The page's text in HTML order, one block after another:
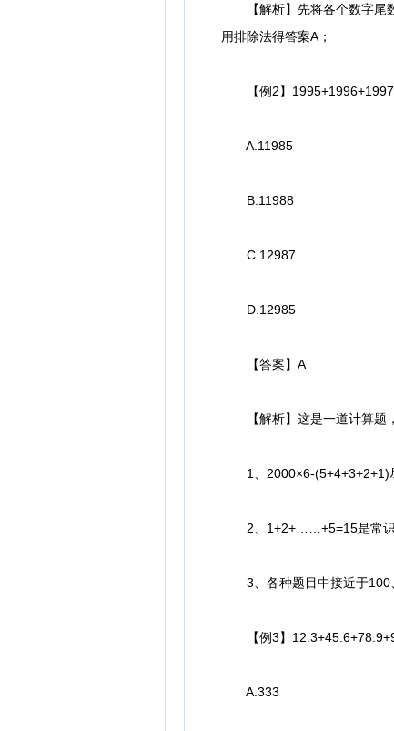
【解析】先将各个数字尾数
用排除法得答案A；
【例2】
A.11985
B.11988
C.12987
D.12985
【答案】A
【解析】这是一道计算题，
1、2000×6-(5+4+3+2+1)
2、1+2+……+5=15是常识
3、各种题目中接近于100、
【例3】
A.333